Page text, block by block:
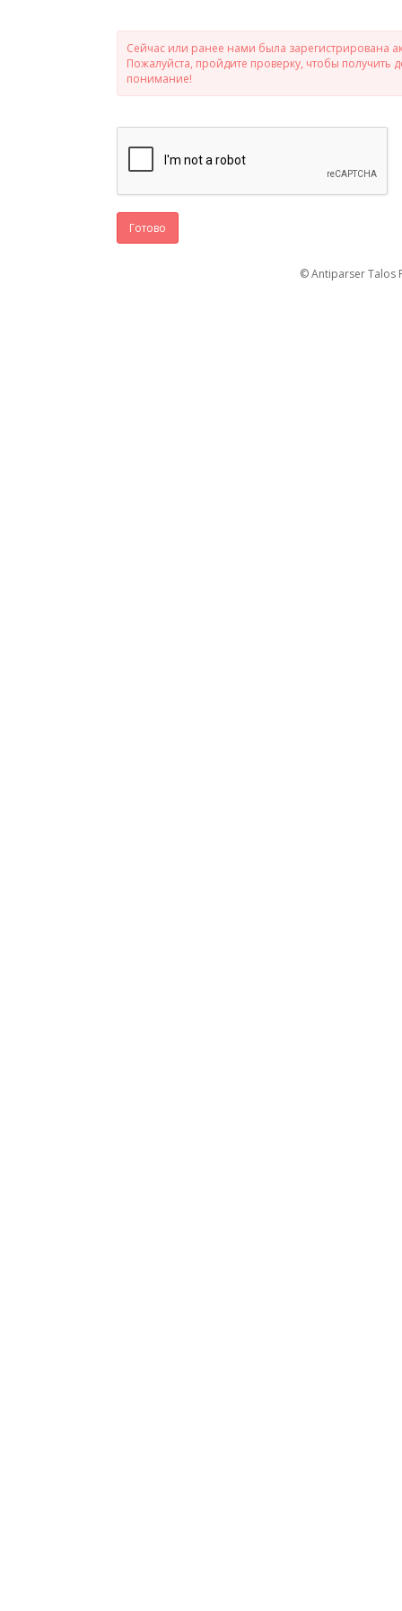
Сейчас или ранее нами была зарегистрирована
Пожалуйста, пройдите проверку, чтобы
понимание!
Готово
© Antiparser Talos